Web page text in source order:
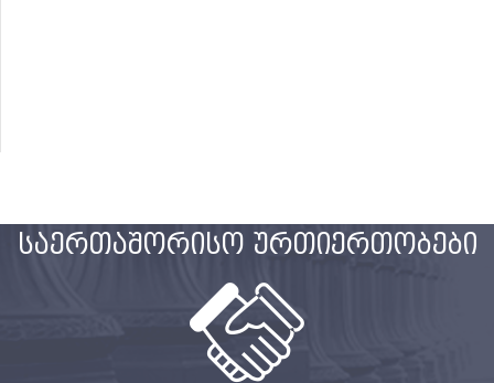
საერთაშორისო ურთიერთობები